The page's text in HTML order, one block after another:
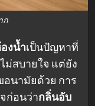
ก
งน้ำเป็นปัญหาที่
ม่สบายใจ แต่ยัง
นามัยด้วย การ
ก่อนว่ากลิ่นอับ